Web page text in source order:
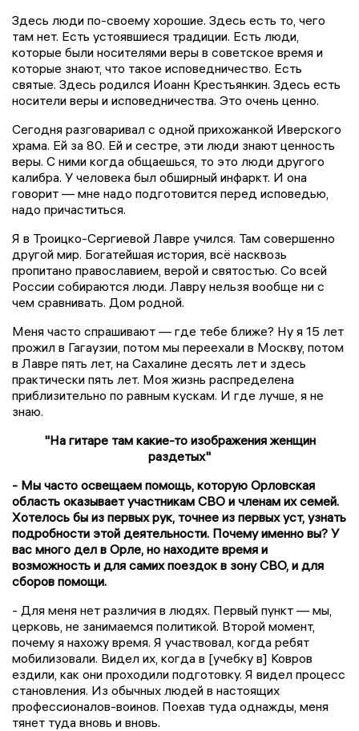
Здесь люди по-своему хорошие. Здесь есть то, чего
там нет. Есть устоявшиеся традиции. Есть люди,
которые были носителями веры в советское время и
которые знают, что такое исповедничество. Есть
святые. Здесь родился Иоанн Крестьянкин. Здесь есть
носители веры и исповедничества. Это очень ценно.
Сегодня разговаривал с одной прихожанкой Иверского
храма. Ей за 80. Ей и сестре, эти люди знают ценность
веры. С ними когда общаешься, то это люди другого
калибра. У человека был обширный инфаркт. И она
говорит — мне надо подготовится перед исповедью,
надо причаститься.
Я в Троицко-Сергиевой Лавре учился. Там совершенно
другой мир. Богатейшая история, всё насквозь
пропитано православием, верой и святостью. Со всей
России собираются люди. Лавру нельзя вообще ни с
чем сравнивать. Дом родной.
Меня часто спрашивают — где тебе ближе? Ну я 15 лет
прожил в Гагаузии, потом мы переехали в Москву, потом
в Лавре пять лет, на Сахалине десять лет и здесь
практически пять лет. Моя жизнь распределена
приблизительно по равным кускам. И где лучше, я не
знаю.
"На гитаре там какие-то изображения женщин
раздетых"
- Мы часто освещаем помощь, которую Орловская
область оказывает участникам СВО и членам их семей.
Хотелось бы из первых рук, точнее из первых уст, узнать
подробности этой деятельности. Почему именно вы? У
вас много дел в Орле, но находите время и
возможность и для самих поездок в зону СВО, и для
сборов помощи.
- Для меня нет различия в людях. Первый пункт — мы,
церковь, не занимаемся политикой. Второй момент,
почему я нахожу время. Я участвовал, когда ребят
мобилизовали. Видел их, когда в [учебку в] Ковров
ездили, как они проходили подготовку. Я видел процесс
становления. Из обычных людей в настоящих
профессионалов-воинов. Поехав туда однажды, меня
тянет туда вновь и вновь.